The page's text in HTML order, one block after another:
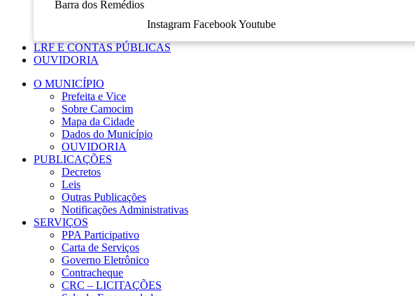
Barra dos Remédios
Instagram FacebookYoutube
LRF E CONTAS PÚBLICAS
OUVIDORIA
O MUNICÍPIO
Prefeita e Vice
Sobre Camocim
Mapa da Cidade
Dados do Município
OUVIDORIA
PUBLICAÇÕES
Decretos
Leis
Outras Publicações
Notificações Administrativas
SERVIÇOS
PPA Participativo
Carta de Serviços
Governo Eletrônico
Contracheque
CRC – LICITAÇÕES